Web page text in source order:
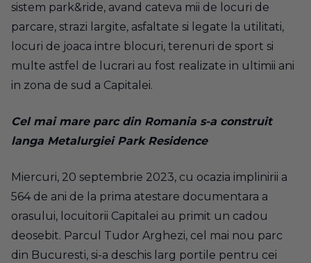
sistem park&ride, avand cateva mii de locuri de
parcare, strazi largite, asfaltate si legate la utilitati,
locuri de joaca intre blocuri, terenuri de sport si
multe astfel de lucrari au fost realizate in ultimii ani
in zona de sud a Capitalei.
Cel mai mare parc din Romania s-a construit
langa Metalurgiei Park Residence
Miercuri, 20 septembrie 2023, cu ocazia implinirii a
564 de ani de la prima atestare documentara a
orasului, locuitorii Capitalei au primit un cadou
deosebit. Parcul Tudor Arghezi, cel mai nou parc
din Bucuresti, si-a deschis larg portile pentru cei